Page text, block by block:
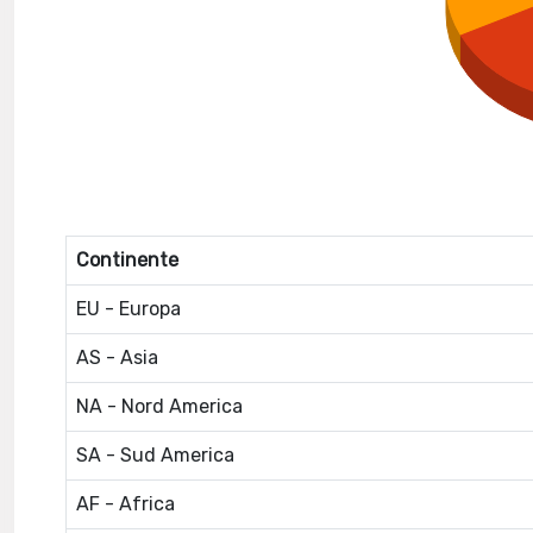
Continente
EU - Europa
AS - Asia
NA - Nord America
SA - Sud America
AF - Africa